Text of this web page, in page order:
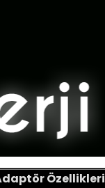
Özellikleri